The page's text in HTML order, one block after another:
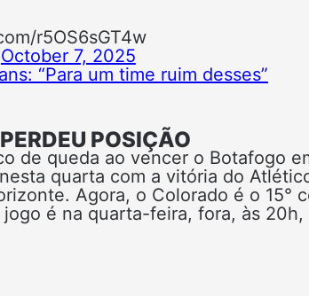
r5OS6sGT4w
October 7, 2025
“Para um time ruim desses”
POSIÇÃO
de queda ao vencer o Botafogo
quarta com a vitória do
Agora, o Colorado é o 15°
é na quarta-feira, fora, às 20h,